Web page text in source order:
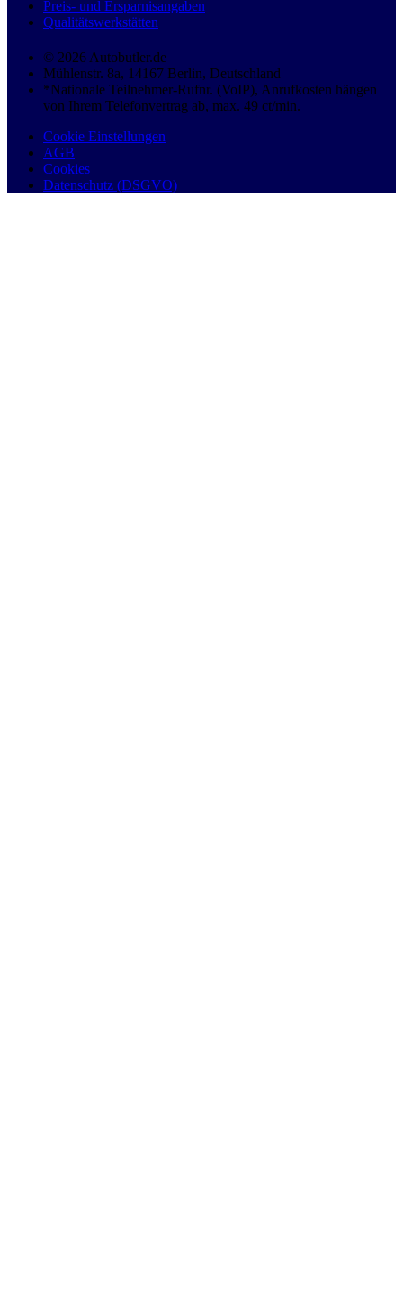
Preis- und Ersparnisangaben
Qualitätswerkstätten
© 2026 Autobutler.de
Mühlenstr. 8a, 14167 Berlin, Deutschland
*Nationale Teilnehmer-Rufnr. (VoIP), Anrufkosten hängen
von Ihrem Telefonvertrag ab, max. 49 ct/min.
Cookie Einstellungen
AGB
Cookies
Datenschutz (DSGVO)